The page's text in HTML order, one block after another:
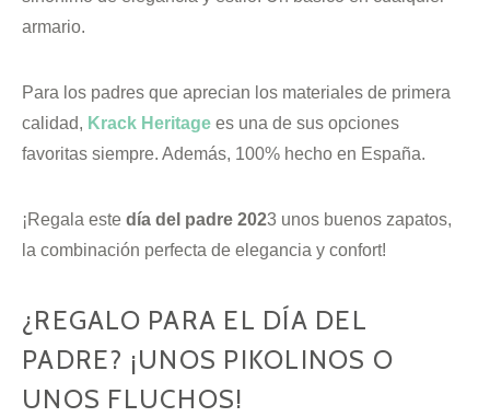
armario.
Para los padres que aprecian los materiales de primera
calidad, Krack Heritage es una de sus opciones
favoritas siempre. Además, 100% hecho en España.
¡Regala este día del padre 2023 unos buenos zapatos,
la combinación perfecta de elegancia y confort!
¿REGALO PARA EL DÍA DEL
PADRE? ¡UNOS PIKOLINOS O
UNOS FLUCHOS!